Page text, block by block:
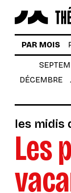
LES
AUTOUR DES
LE THÉÂTRE
ACTUALITÉS
BILLETTERIE
VOTRE
À
S’INSCRIRE
PAR MOIS
DÉCEMBRE
les midis
Les